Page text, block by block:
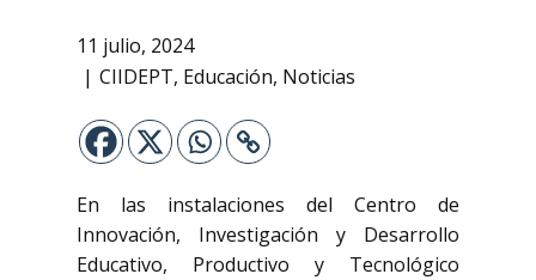
11 julio, 2024
CIIDEPT, Educación, Noticias
En las instalaciones del Centro de
Innovación, Investigación y Desarrollo
Educativo, Productivo y Tecnológico